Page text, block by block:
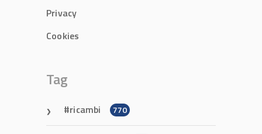
Privacy
Cookies
Tag
ricambi 770